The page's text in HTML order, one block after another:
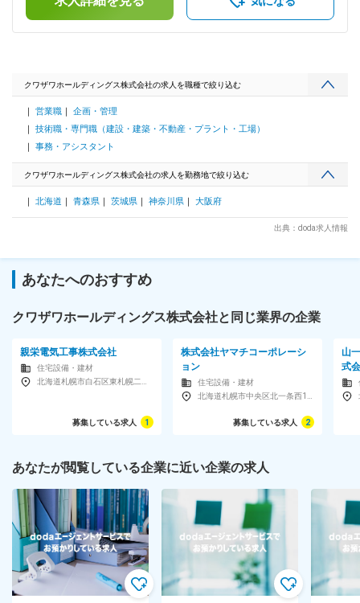
の企画、開催、運営 ・商業登記、建設業などの許認可および
ンバーが4名と50代部長がおり、チームをまとめてくださる中
間層を求めています。 ■労働環境 繁閑にもよりますが、残業
はほとんどなく、基本定時で退社できています。 月末月初、
会議前日、資料送付前日、議事録取りまとめのタイミングで残
業をして業務を行うこともありますが、月単位で見ると10時
調整し、有給も取得しやすく、年間で10日以上取得している
社員も多いです。 変更の範囲：会社の定める業務
て上下する可能性があります。月給(月額)は固定手当を含めた
クワザワホールディングス株式会社の求人を職種で絞り込む
営業職
企画・管理
技術職・専門職（建設・建築・不動産・プラント・工場）
事務・アシスタント
クワザワホールディングス株式会社の求人を勤務地で絞り込む
北海道 青森県 茨城県 神奈川県 大阪府
出典：doda求人情報
あなたへのおすすめ
クワザワホールディングス株式会社と同じ業界の企業
親栄電気工事株式会社
住宅設備・建材
募集している求人 1
株式会社ヤマチコーポレーシ
ョン
住宅設備・建材
募集している求人 2
山
式
あなたが閲覧している企業に近い企業の求人